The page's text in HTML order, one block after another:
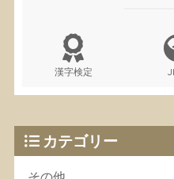
漢字検定
カテゴリー